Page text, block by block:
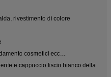
rivestimento di colore
cosmetici ecc…
e cappuccio liscio bianco della